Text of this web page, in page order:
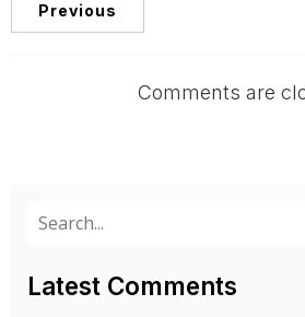
Previous
Comments are
Latest Comments